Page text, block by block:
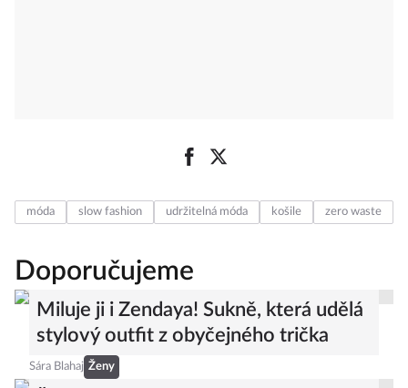
móda slow fashion udržitelná móda košile zero waste
Doporučujeme
Miluje ji i Zendaya! Sukně, která udělá
stylový outfit z obyčejného trička
Sára Blahaj Ženy